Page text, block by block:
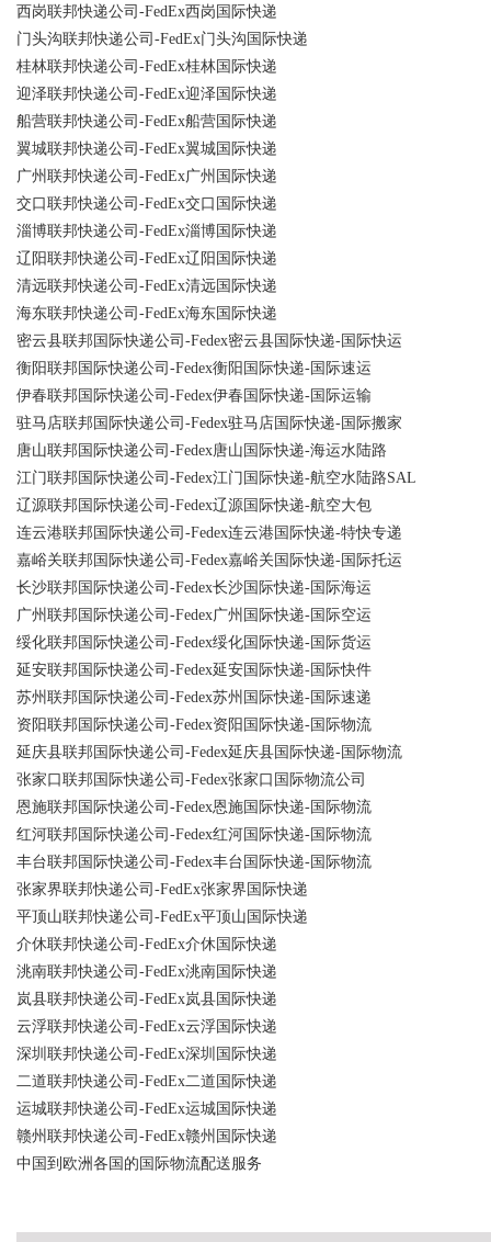
西岗联邦快递公司-FedEx西岗国际快递
门头沟联邦快递公司-FedEx门头沟国际快递
桂林联邦快递公司-FedEx桂林国际快递
迎泽联邦快递公司-FedEx迎泽国际快递
船营联邦快递公司-FedEx船营国际快递
翼城联邦快递公司-FedEx翼城国际快递
广州联邦快递公司-FedEx广州国际快递
交口联邦快递公司-FedEx交口国际快递
淄博联邦快递公司-FedEx淄博国际快递
辽阳联邦快递公司-FedEx辽阳国际快递
清远联邦快递公司-FedEx清远国际快递
海东联邦快递公司-FedEx海东国际快递
密云县联邦国际快递公司-Fedex密云县国际快递-国际快运
衡阳联邦国际快递公司-Fedex衡阳国际快递-国际速运
伊春联邦国际快递公司-Fedex伊春国际快递-国际运输
驻马店联邦国际快递公司-Fedex驻马店国际快递-国际搬家
唐山联邦国际快递公司-Fedex唐山国际快递-海运水陆路
江门联邦国际快递公司-Fedex江门国际快递-航空水陆路SAL
辽源联邦国际快递公司-Fedex辽源国际快递-航空大包
连云港联邦国际快递公司-Fedex连云港国际快递-特快专递
嘉峪关联邦国际快递公司-Fedex嘉峪关国际快递-国际托运
长沙联邦国际快递公司-Fedex长沙国际快递-国际海运
广州联邦国际快递公司-Fedex广州国际快递-国际空运
绥化联邦国际快递公司-Fedex绥化国际快递-国际货运
延安联邦国际快递公司-Fedex延安国际快递-国际快件
苏州联邦国际快递公司-Fedex苏州国际快递-国际速递
资阳联邦国际快递公司-Fedex资阳国际快递-国际物流
延庆县联邦国际快递公司-Fedex延庆县国际快递-国际物流
张家口联邦国际快递公司-Fedex张家口国际物流公司
恩施联邦国际快递公司-Fedex恩施国际快递-国际物流
红河联邦国际快递公司-Fedex红河国际快递-国际物流
丰台联邦国际快递公司-Fedex丰台国际快递-国际物流
张家界联邦快递公司-FedEx张家界国际快递
平顶山联邦快递公司-FedEx平顶山国际快递
介休联邦快递公司-FedEx介休国际快递
洮南联邦快递公司-FedEx洮南国际快递
岚县联邦快递公司-FedEx岚县国际快递
云浮联邦快递公司-FedEx云浮国际快递
深圳联邦快递公司-FedEx深圳国际快递
二道联邦快递公司-FedEx二道国际快递
运城联邦快递公司-FedEx运城国际快递
赣州联邦快递公司-FedEx赣州国际快递
中国到欧洲各国的国际物流配送服务